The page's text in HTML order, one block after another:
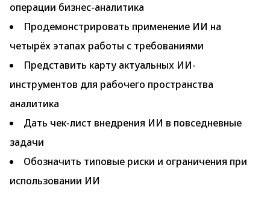
операции бизнес-аналитика
Продемонстрировать применение ИИ на
четырёх этапах работы с требованиями
Представить карту актуальных ИИ-
инструментов для рабочего пространства
аналитика
Дать чек-лист внедрения ИИ в повседневные
задачи
Обозначить типовые риски и ограничения при
использовании ИИ